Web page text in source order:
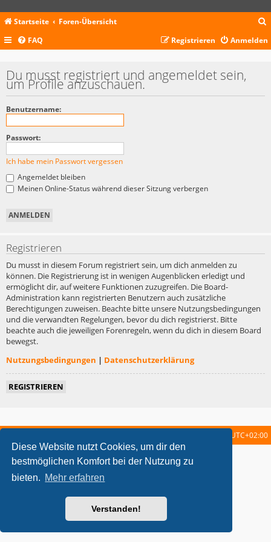
Diese Website nutzt Cookies, um dir den
bestmöglichen Komfort bei der Nutzung zu
bieten. Mehr erfahren
Verstanden!
Startseite Foren-Übersicht
c
FAQ Anmelden
Registrieren
Du musst registriert und angemeldet sein,
um Profile anzuschauen.
Benutzername:
Passwort:
Ich habe mein Passwort vergessen
Angemeldet bleiben
Meinen Online-Status während dieser Sitzung verbergen
Registrieren
Du musst in diesem Forum registriert sein, um dich anmelden zu
können. Die Registrierung ist in wenigen Augenblicken erledigt und
ermöglicht dir, auf weitere Funktionen zuzugreifen. Die Board-
Administration kann registrierten Benutzern auch zusätzliche
Berechtigungen zuweisen. Beachte bitte unsere Nutzungsbedingungen
und die verwandten Regelungen, bevor du dich registrierst. Bitte
beachte auch die jeweiligen Forenregeln, wenn du dich in diesem Board
bewegst.
Nutzungsbedingungen | Datenschutzerklärung
REGISTRIEREN
UTC+02:00
metrolike style by Eric Seguin Updated for phpBB3.2 by
Powered byphpBB ® Forum Software © phpBB Limited
Deutsche Übersetzung durch